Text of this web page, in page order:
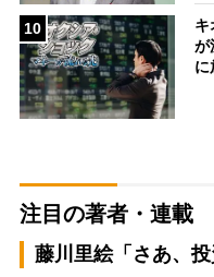
10
キ
が
注目の著者・連載
藤川里絵「さあ、投